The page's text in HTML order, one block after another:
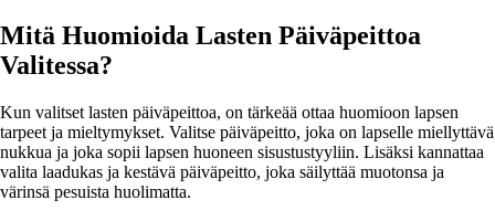
Mitä Huomioida Lasten Päiväpeittoa
Valitessa?
Kun valitset lasten päiväpeittoa, on tärkeää ottaa huomioon lapsen
tarpeet ja mieltymykset. Valitse päiväpeitto, joka on lapselle miellyttävä
nukkua ja joka sopii lapsen huoneen sisustustyyliin. Lisäksi kannattaa
valita laadukas ja kestävä päiväpeitto, joka säilyttää muotonsa ja
värinsä pesuista huolimatta.